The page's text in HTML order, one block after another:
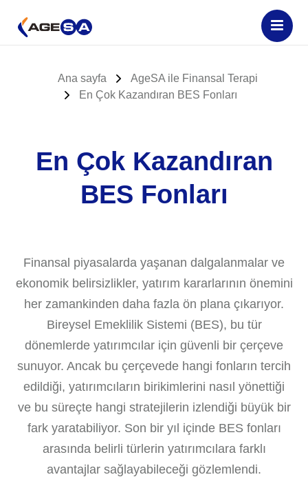
Ana sayfa
AgeSA ile Finansal Terapi
En Çok Kazandıran BES Fonları
En Çok Kazandıran
BES Fonları
Finansal piyasalarda yaşanan dalgalanmalar ve
ekonomik belirsizlikler, yatırım kararlarının önemini
her zamankinden daha fazla ön plana çıkarıyor.
Bireysel Emeklilik Sistemi (BES), bu tür
dönemlerde yatırımcılar için güvenli bir çerçeve
sunuyor. Ancak bu çerçevede hangi fonların tercih
edildiği, yatırımcıların birikimlerini nasıl yönettiği
ve bu süreçte hangi stratejilerin izlendiği büyük bir
fark yaratabiliyor. Son bir yıl içinde BES fonları
arasında belirli türlerin yatırımcılara farklı
avantajlar sağlayabileceği gözlemlendi.